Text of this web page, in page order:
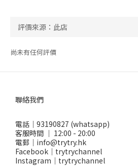
尚未有任何評價
聯絡我們
電話｜93190827 (whatsapp)
客服時間 ｜ 12:00 - 20:00
電郵｜info@trytry.hk
Facebook｜trytrychannel
Instagram｜trytrychannel